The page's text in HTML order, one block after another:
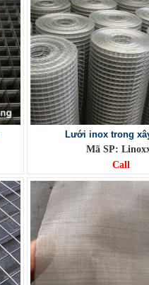
Lưới inox trong
Mã SP:
Call